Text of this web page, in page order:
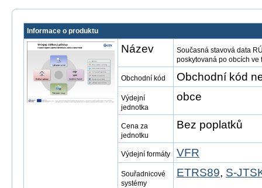
Informace o produktu
Název
Současná stavová data
poskytovaná po obcích ve
Obchodní kód Obchodní kód
Výdejní
jednotka
obce
Cena za
jednotku
Bez poplatků
Výdejní formáty VFR
Souřadnicové
systémy
ETRS89, S-